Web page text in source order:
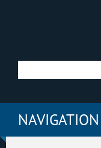
NAVIGATION